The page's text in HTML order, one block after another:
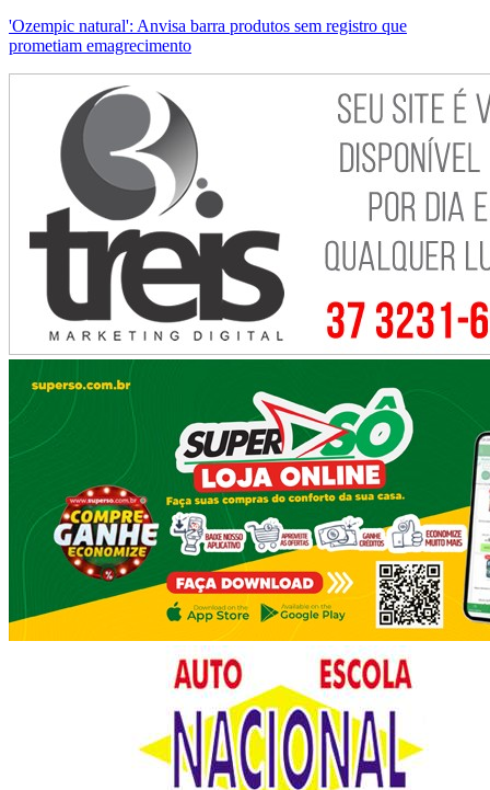
'Ozempic natural': Anvisa barra produtos sem registro que
prometiam emagrecimento